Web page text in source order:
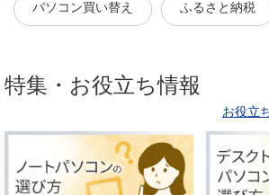
パソコン買い替え ふるさと納税
特集・お役立ち情報
お役立